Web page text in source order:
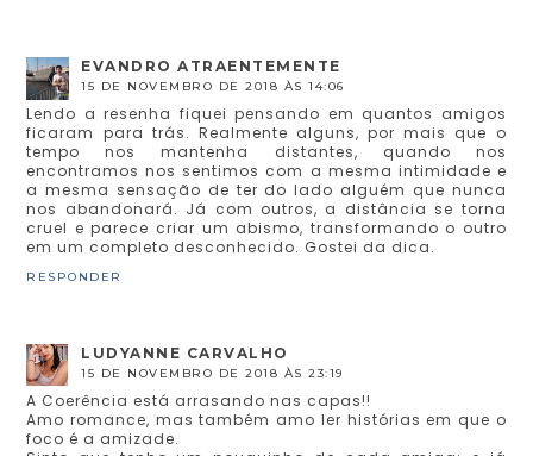
EVANDRO ATRAENTEMENTE
15 DE NOVEMBRO DE 2018 ÀS 14:06
Lendo a resenha fiquei pensando em quantos amigos
ficaram para trás. Realmente alguns, por mais que o
tempo nos mantenha distantes, quando nos
encontramos nos sentimos com a mesma intimidade e
a mesma sensação de ter do lado alguém que nunca
nos abandonará. Já com outros, a distância se torna
cruel e parece criar um abismo, transformando o outro
em um completo desconhecido. Gostei da dica.
RESPONDER
LUDYANNE CARVALHO
15 DE NOVEMBRO DE 2018 ÀS 23:19
A Coerência está arrasando nas capas!!
Amo romance, mas também amo ler histórias em que o
foco é a amizade.